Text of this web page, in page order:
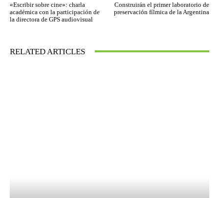
«Escribir sobre cine»: charla
académica con la participación de
la directora de GPS audiovisual
Construirán el primer laboratorio de
preservación fílmica de la Argentina
RELATED ARTICLES